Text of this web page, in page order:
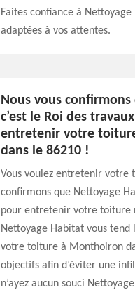
Faites confiance à
adaptées à vos attentes.
Nous vous
c’est le Roi des
entretenir votre
dans le 86210 !
Vous voulez entretenir votre
confirmons que Nettoyage
pour entretenir votre toiture
Nettoyage Habitat vous tend
votre toiture à Monthoiron
objectifs afin d’éviter une
n’ayez aucun souci